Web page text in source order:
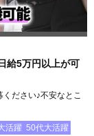
給5万円以上が可
ださい♪不安なとこ
活躍 50代大活躍